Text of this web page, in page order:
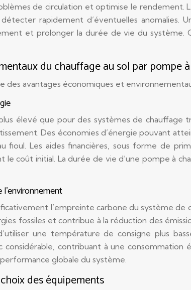
de circulation et optimise le rendement.
rapidement d’éventuelles anomalies.
et prolonger la durée de vie du système.
du chauffage au sol par pompe
des avantages économiques et
élevé que pour des systèmes de chauffage
Des économies d’énergie pouvant
fioul. Les aides financières, sous forme de
coût initial. La durée de vie d’une pompe à
l’empreinte carbone du système de
fossiles et contribue à la réduction des
une température de consigne plus
contribuant à une consommation
globale du système.
des équipements